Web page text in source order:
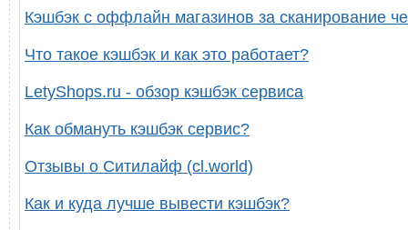
Кэшбэк с оффлайн магазинов за сканирование
Что такое кэшбэк и как это работает?
LetyShops.ru - обзор кэшбэк сервиса
Как обмануть кэшбэк сервис?
Отзывы о Ситилайф (cl.world)
Как и куда лучше вывести кэшбэк?